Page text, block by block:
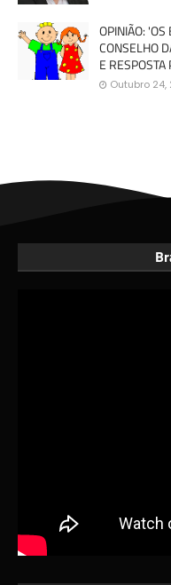
OPINIÃO: 'OS
CONSELHO
E RESPOSTA
Outubro 24,